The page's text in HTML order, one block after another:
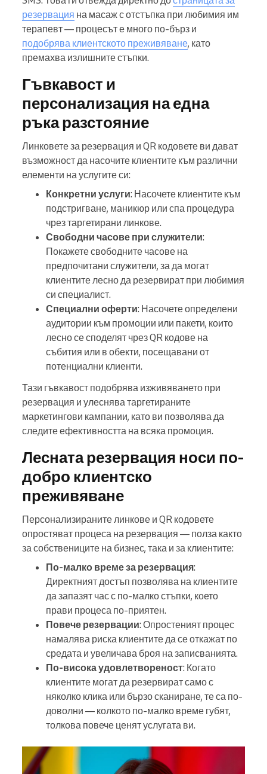
резервация на масаж с отстъпка при любимия им
терапевт — процесът е много по-бърз и
подобрява клиентското преживяване, като
премахва излишните стъпки.
Гъвкавост и
персонализация на една
ръка разстояние
Линковете за резервация и QR кодовете ви дават
възможност да насочите клиентите към различни
елементи на услугите си:
Конкретни услуги: Насочете клиентите към
подстригване, маникюр или спа процедура
чрез таргетирани линкове.
Свободни часове при служители:
Покажете свободните часове на
предпочитани служители, за да могат
клиентите лесно да резервират при любимия
си специалист.
Специални оферти: Насочете определени
аудитории към промоции или пакети, които
лесно се споделят чрез QR кодове на
събития или в обекти, посещавани от
потенциални клиенти.
Тази гъвкавост подобрява изживяването при
резервация и улеснява таргетираните
маркетингови кампании, като ви позволява да
следите ефективността на всяка промоция.
Лесната резервация носи по-
добро клиентско
преживяване
Персонализираните линкове и QR кодовете
опростяват процеса на резервация — полза както
за собствениците на бизнес, така и за клиентите:
По-малко време за резервация:
Директният достъп позволява на клиентите
да запазят час с по-малко стъпки, което
прави процеса по-приятен.
Повече резервации: Опростеният процес
намалява риска клиентите да се откажат по
средата и увеличава броя на записванията.
По-висока удовлетвореност: Когато
клиентите могат да резервират само с
няколко клика или бързо сканиране, те са по-
доволни — колкото по-малко време губят,
толкова повече ценят услугата ви.